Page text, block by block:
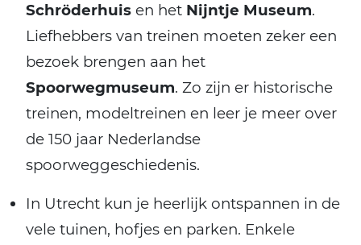
Schröderhuis en het Nijntje Museum.
Liefhebbers van treinen moeten zeker een
bezoek brengen aan het
Spoorwegmuseum. Zo zijn er historische
treinen, modeltreinen en leer je meer over
de 150 jaar Nederlandse
spoorweggeschiedenis.
In Utrecht kun je heerlijk ontspannen in de
vele tuinen, hofjes en parken. Enkele